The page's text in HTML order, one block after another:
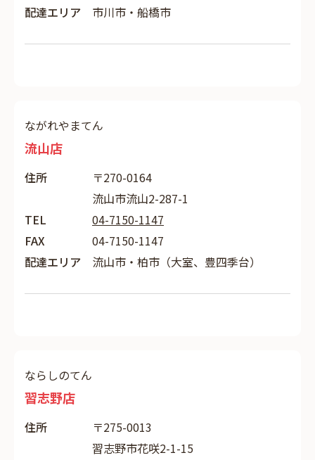
配達エリア 市川市・船橋市
ながれやまてん
流山店
住所
〒270-0164
流山市流山2-287-1
TEL
04-7150-1147
FAX
04-7150-1147
配達エリア
流山市・柏市（大室、豊四季台）
ならしのてん
習志野店
住所
〒275-0013
習志野市花咲2-1-15